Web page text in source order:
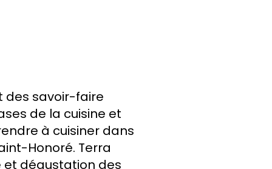
des savoir-faire
de la cuisine et
à cuisiner dans
Honoré. Terra
et dégustation des